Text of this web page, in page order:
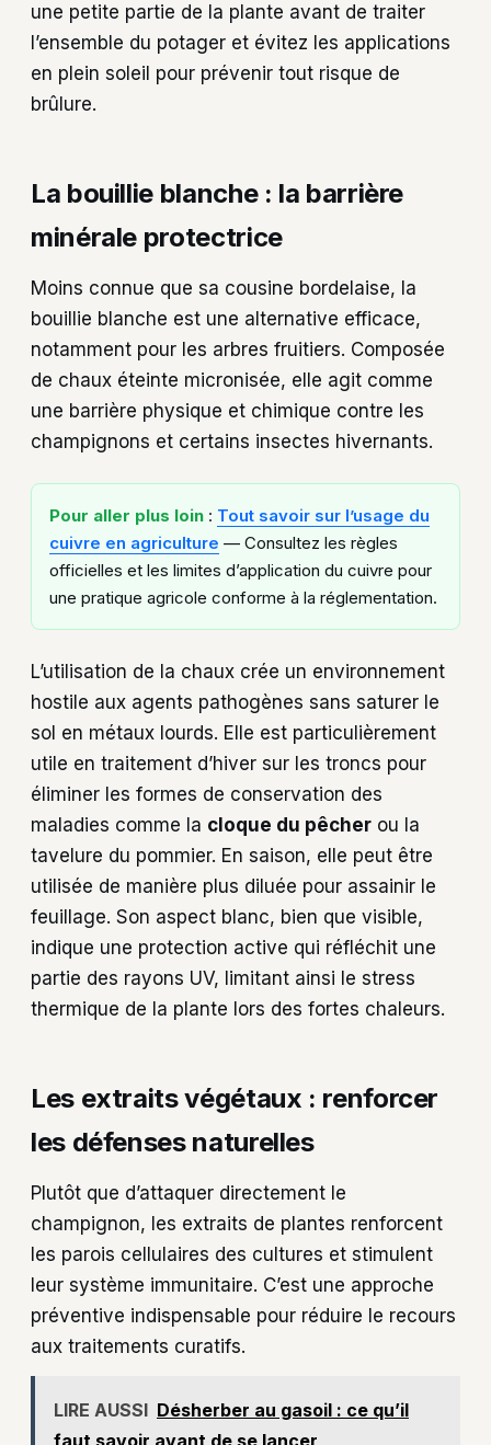
une petite partie de la plante avant de traiter
l’ensemble du potager et évitez les applications
en plein soleil pour prévenir tout risque de
brûlure.
La bouillie blanche : la barrière
minérale protectrice
Moins connue que sa cousine bordelaise, la
bouillie blanche est une alternative efficace,
notamment pour les arbres fruitiers. Composée
de chaux éteinte micronisée, elle agit comme
une barrière physique et chimique contre les
champignons et certains insectes hivernants.
Pour aller plus loin : Tout savoir sur l’usage du
cuivre en agriculture — Consultez les règles
officielles et les limites d’application du cuivre pour
une pratique agricole conforme à la réglementation.
L’utilisation de la chaux crée un environnement
hostile aux agents pathogènes sans saturer le
sol en métaux lourds. Elle est particulièrement
utile en traitement d’hiver sur les troncs pour
éliminer les formes de conservation des
maladies comme la cloque du pêcher ou la
tavelure du pommier. En saison, elle peut être
utilisée de manière plus diluée pour assainir le
feuillage. Son aspect blanc, bien que visible,
indique une protection active qui réfléchit une
partie des rayons UV, limitant ainsi le stress
thermique de la plante lors des fortes chaleurs.
Les extraits végétaux : renforcer
les défenses naturelles
Plutôt que d’attaquer directement le
champignon, les extraits de plantes renforcent
les parois cellulaires des cultures et stimulent
leur système immunitaire. C’est une approche
préventive indispensable pour réduire le recours
aux traitements curatifs.
LIRE AUSSI Désherber au gasoil : ce qu’il
faut savoir avant de se lancer